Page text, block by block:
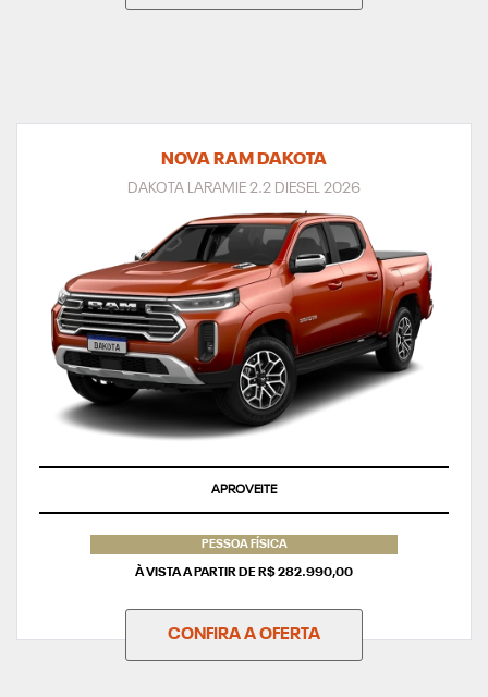
NOVA RAM DAKOTA
DAKOTA LARAMIE 2.2 DIESEL 2026
APROVEITE
PESSOA FÍSICA
À VISTA A PARTIR DE R$ 282.990,00
CONFIRA A OFERTA